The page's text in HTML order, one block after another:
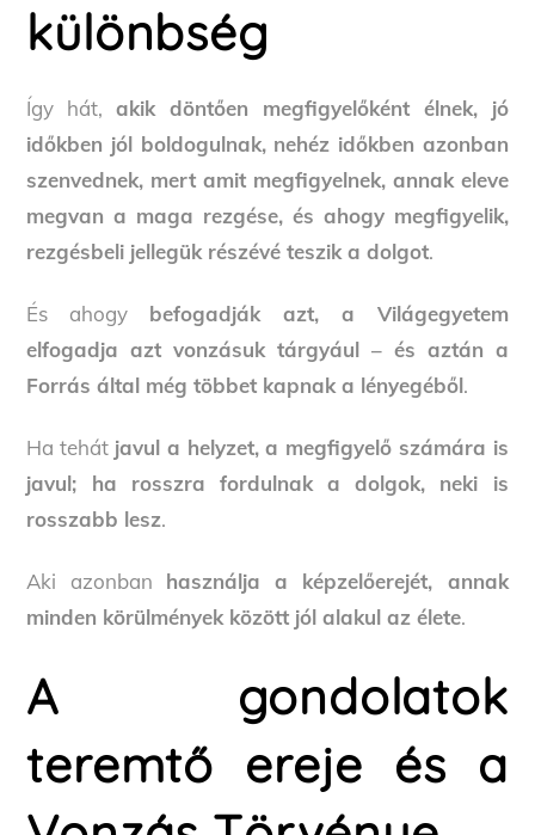
különbség
Így hát,akik döntően megfigyelőként élnek, jó
időkben jól boldogulnak, nehéz időkben azonban
szenvednek, mert amit megfigyelnek, annak eleve
megvan a maga rezgése, és ahogy megfigyelik,
rezgésbeli jellegük részévé teszik a dolgot.
És ahogy befogadják azt, a Világegyetem
elfogadja azt vonzásuk tárgyául – és aztán a
Forrás által még többet kapnak a lényegéből.
Ha tehát javul a helyzet, a megfigyelő számára is
javul; ha rosszra fordulnak a dolgok, neki is
rosszabb lesz.
Aki azonban használja a képzelőerejét, annak
minden körülmények között jól alakul az élete.
A gondolatok
teremtő ereje és a